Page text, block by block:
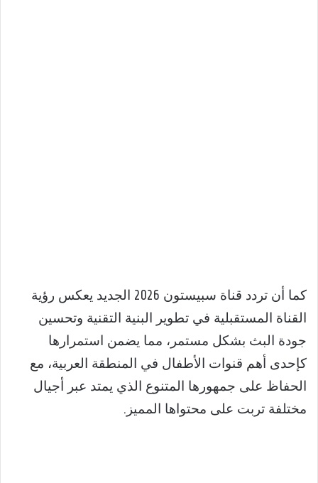
كما أن تردد قناة سبيستون 2026 الجديد يعكس رؤية
القناة المستقبلية في تطوير البنية التقنية وتحسين
جودة البث بشكل مستمر، مما يضمن استمرارها
كإحدى أهم قنوات الأطفال في المنطقة العربية، مع
الحفاظ على جمهورها المتنوع الذي يمتد عبر أجيال
مختلفة تربت على محتواها المميز.